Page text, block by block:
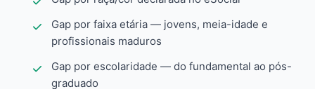
Gap por faixa etária — jovens, meia-idade e
profissionais maduros
Gap por escolaridade — do fundamental ao pós-
graduado